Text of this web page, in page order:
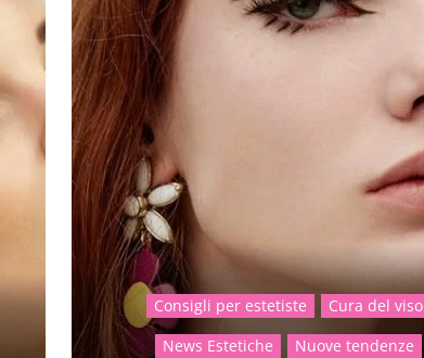
Consigli per estetiste
Cura del viso
News Estetiche
Nuove tendenze